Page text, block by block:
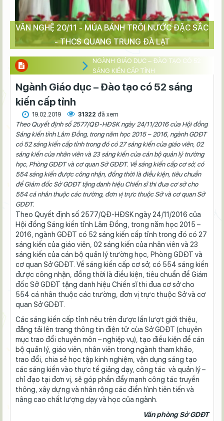
VĂN NGHỆ 20/11 - MÚA BÁNH TRÔI NƯỚC ĐẶC SẮC
- THCS QUANG TRUNG ĐÀ LẠT
NGÀNH GIÁO DỤC – ĐÀO TẠO CÓ 52
SÁNG KIẾN CẤP TỈNH
Ngành Giáo dục – Đào tạo có 52 sáng
kiến cấp tỉnh
19.02.2019 31322 đã xem
Theo Quyết định số 2577/QĐ-HĐSK ngày 24/11/2016 của Hội đồng
Sáng kiến tỉnh Lâm Đồng, trong năm học 2015 – 2016, ngành GDĐT
có 52 sáng kiến cấp tỉnh trong đó có 27 sáng kiến của giáo viên, 02
sáng kiến của nhân viên và 23 sáng kiến của cán bộ quản lý trường
học, Phòng GDĐT và cơ quan Sở GDĐT. Về sáng kiến cấp cơ sở, có
554 sáng kiến được công nhận, đồng thời là điều kiện, tiêu chuẩn
để Giám đốc Sở GDĐT tặng danh hiệu Chiến sĩ thi đua cơ sở cho
554 cá nhân thuộc các trường, đơn vị trực thuộc Sở và cơ quan Sở
GDĐT.
Theo Quyết định số 2577/QĐ-HĐSK ngày 24/11/2016 của
Hội đồng Sáng kiến tỉnh Lâm Đồng, trong năm học 2015 –
2016, ngành GDĐT có 52 sáng kiến cấp tỉnh trong đó có 27
sáng kiến của giáo viên, 02 sáng kiến của nhân viên và 23
sáng kiến của cán bộ quản lý trường học, Phòng GDĐT và
cơ quan Sở GDĐT. Về sáng kiến cấp cơ sở, có 554 sáng kiến
được công nhận, đồng thời là điều kiện, tiêu chuẩn để Giám
đốc Sở GDĐT tặng danh hiệu Chiến sĩ thi đua cơ sở cho
554 cá nhân thuộc các trường, đơn vị trực thuộc Sở và cơ
quan Sở GDĐT.
Các sáng kiến cấp tỉnh nêu trên được lần lượt giới thiệu,
đăng tải lên trang thông tin điện tử cùa Sở GDĐT (chuyên
mục trao đổi chuyên môn – nghiệp vụ), tạo điều kiện để cán
bộ quản lý, giáo viên, nhân viên trong ngành tham khảo,
trao đổi, chia sẻ học tập kinh nghiệm, vận dụng sáng tạo
các sáng kiến vào thực tế giảng dạy, công tác và quản lý –
chỉ đạo tại đơn vị, sẽ góp phần đẩy mạnh công tác truyền
thông, xây dựng và nhân rộng các điển hình tiên tiến và
nâng cao chất lượng dạy và học của ngành.
Văn phòng Sở GDĐT